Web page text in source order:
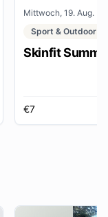
Mittwoch, 19. Aug.
Sport & Outdoor
Skinfit
€7